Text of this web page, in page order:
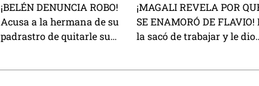
¡BELÉN DENUNCIA ROBO!
Acusa a la hermana de su
padrastro de quitarle su
¡MAGALI REVELA POR
SE ENAMORÓ DE FLAVIO!
la sacó de trabajar y le dio